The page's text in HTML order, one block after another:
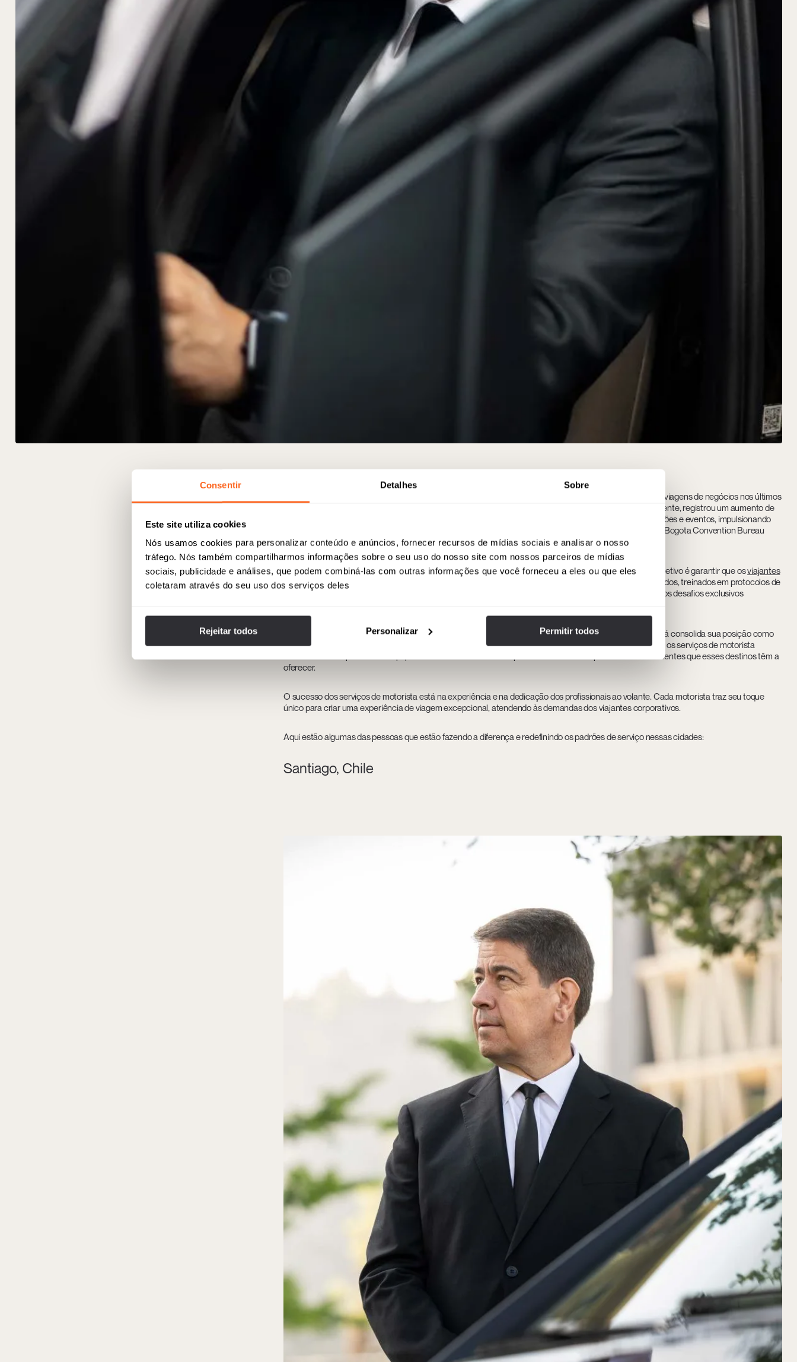
Consentir Detalhes Sobre
Este site utiliza cookies
Nós usamos cookies para personalizar conteúdo e anúncios, fornecer recursos de mídias sociais e analisar o nosso
tráfego. Nós também compartilharmos informações sobre o seu uso do nosso site com nossos parceiros de mídias
sociais, publicidade e análises, que podem combiná-las com outras informações que você forneceu a eles ou que eles
coletaram através do seu uso dos serviços deles
Rejeitar todos Personalizar Permitir todos
A Drivania Chauffeurs tem sido parte dessa transformação, respondendo a um aumento significativo nas viagens de negócios nos últimos
dois anos. Santiago, com seu setor de tecnologia em expansão e uma rede de infraestrutura digital crescente, registrou um aumento de
20% nas reservas de viagens corporativas. Bogotá, por sua vez, abraçou seu papel de centro de convenções e eventos, impulsionando
um crescimento de 25% nas viagens relacionadas a conferências por meio de iniciativas como o Greater Bogota Convention Bureau
(GBCB).
Para atender a essa demanda crescente, a Drivania fortaleceu sua presença em ambas as cidades. O objetivo é garantir que osviajantes
de negócios possam contar com um serviço eficiente. Além disso, graças à equipe de motoristas certificados, treinados em protocolos de
segurança avançados, os clientes se beneficiam de um nível de profissionalismo e segurança adaptado aos desafios exclusivos
Santiago continua sendo um pilar fundamental do desenvolvimento econômico do Chile, enquanto Bogotá consolida sua posição como
um epicentro de inovação na América Latina. À medida que as duas cidades continuam a se desenvolver, os serviços de motorista
executivo desempenharão um papel essencial na conexão dos profissionais com as oportunidades crescentes que esses destinos têm a
oferecer.
O sucesso dos serviços de motorista está na experiência e na dedicação dos profissionais ao volante. Cada motorista traz seu toque
único para criar uma experiência de viagem excepcional, atendendo às demandas dos viajantes corporativos.
Aqui estão algumas das pessoas que estão fazendo a diferença e redefinindo os padrões de serviço nessas cidades:
Santiago, Chile